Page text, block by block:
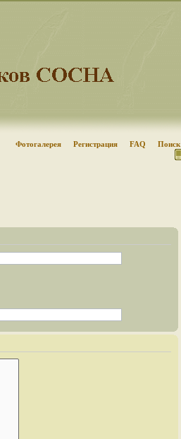
Фотогалерея Регистрация FAQ Поиск